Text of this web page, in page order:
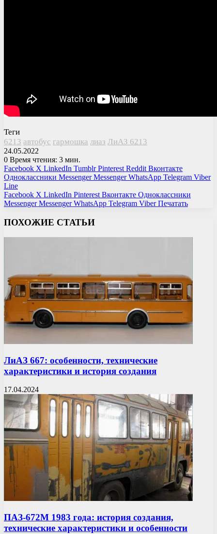
Теги
6213 автобус гармошка лиаз ЛиАЗ 6213
24.05.2022
0 Время чтения: 3 мин.
Facebook X LinkedIn Tumblr Pinterest Reddit Вконтакте
Одноклассники Messenger Messenger WhatsApp Telegram Viber
Line
Facebook X LinkedIn Pinterest Вконтакте Одноклассники
Messenger Messenger WhatsApp Telegram Viber Печатать
ПОХОЖИЕ СТАТЬИ
ЛиАЗ 667: особенности, технические
характеристики и история создания
17.04.2024
ПАЗ-672М 1983 года: история создания,
технические характеристики и особенности